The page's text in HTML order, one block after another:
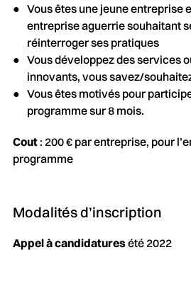
Vous êtes une jeune entreprise
entreprise aguerrie souhaitant
réinterroger ses pratiques
Vous développez des services
innovants, vous savez/
Vous êtes motivés pour
programme sur 8 mois.
Cout: 200 € par entreprise, pour
programme
Modalités d’inscription
Appel à candidaturesété 2022